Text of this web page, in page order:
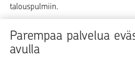
Parempaa palvelua
avulla
talouspulmiin.
Raha Elämä
Blogit ja puheenvuorot